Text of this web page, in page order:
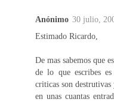
Anónimo 30 julio,
Estimado Ricardo,
De mas sabemos que
de lo que escribes
criticas son
en unas cuantas